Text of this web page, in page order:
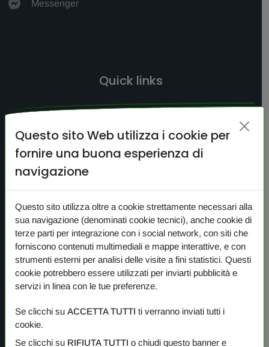
Messenger
Quick links
NEWS
PRIVACY
COOKIE
I nostri prodotti
Questo sito Web utilizza i cookie per
fornire una buona esperienza di
navigazione
Questo sito utilizza oltre a cookie strettamente necessari alla
sua navigazione (denominati cookie tecnici), anche cookie di
terze parti per integrazione con i social network, con siti che
forniscono contenuti multimediali e mappe interattive, e con
strumenti esterni per analisi delle visite a fini statistici. Questi
cookie potrebbero essere utilizzati per inviarti pubblicità e
servizi in linea con le tue preferenze.
Se clicchi su ACCETTA TUTTI ti verranno inviati tutti i
cookie.
Se clicchi su RIFIUTA TUTTI o chiudi questo banner e